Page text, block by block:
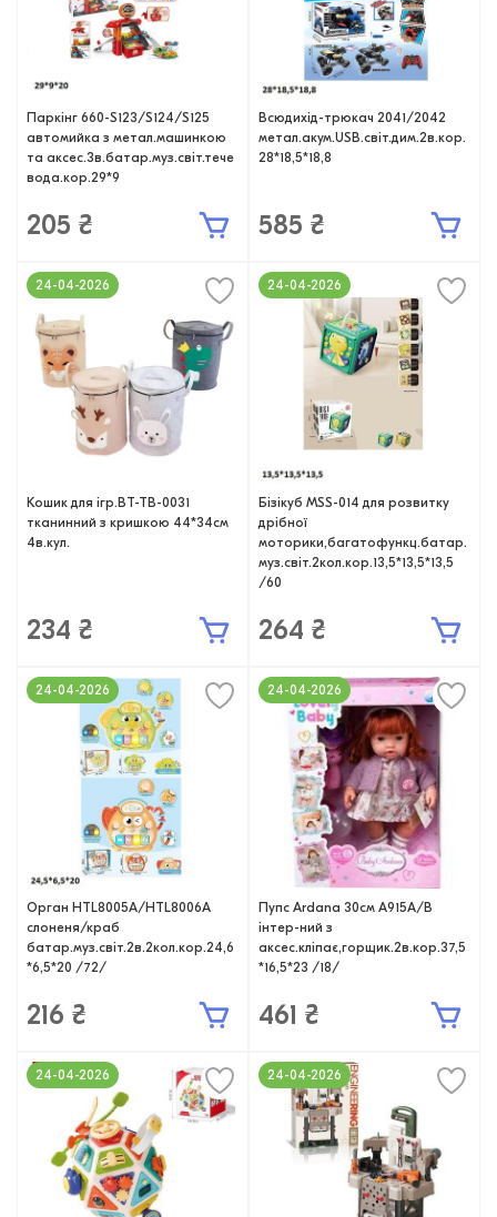
Паркінг 660-S123/S124/S125
автомийка з метал.машинкою
та аксес.3в.батар.муз.світ.тече
вода.кор.29*9
205 ₴
Всюдихід-трюкач 2041/2042
метал.акум.USB.світ.дим.2в.кор.
28*18,5*18,8
585 ₴
Кошик для ігр.BT-TB-0031
тканинний з кришкою 44*34см
4в.кул.
234 ₴
24-04-2026
Бізікуб MSS-014 для розвитку
дрібної
моторики,багатофункц.батар.
муз.світ.2кол.кор.13,5*13,5*13,5
/60
264 ₴
24-04-2026
Орган HTL8005A/HTL8006A
слоненя/краб
батар.муз.світ.2в.2кол.кор.24,6
*6,5*20 /72/
216 ₴
24-04-2026
Пупс Ardana 30см A915A/B
інтер-ний з
аксес.кліпає,горщик.2в.кор.37,5
*16,5*23 /18/
461 ₴
24-04-2026
24-04-2026 24-04-2026